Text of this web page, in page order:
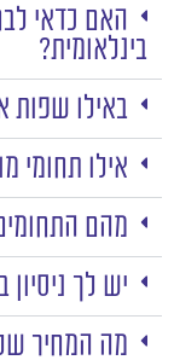
האם כדאי
בינלאומית?
באילו שפות
אילו תחומי
מהם
יש לך ניסיון
מה המחיר